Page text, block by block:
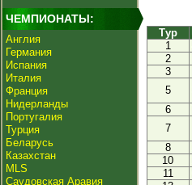
ЧЕМПИОНАТЫ:
Англия
Германия
Испания
Италия
Франция
Нидерланды
Португалия
Турция
Беларусь
Казахстан
MLS
Саудовская Аравия
Тур
1
2
3
5
6
7
8
10
11